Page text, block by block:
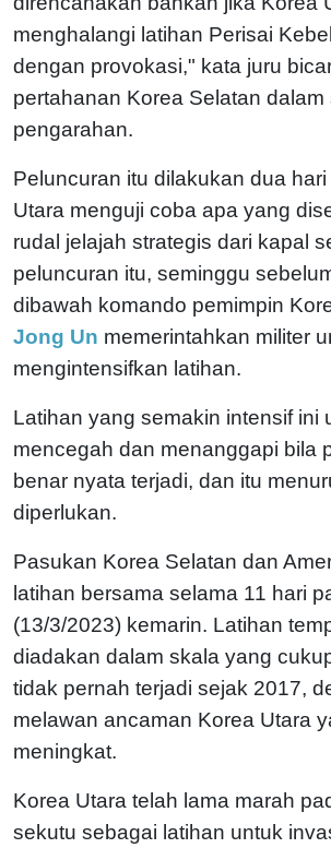
menghalangi latihan Perisai
dengan provokasi," kata juru
pertahanan Korea Selatan dalam
pengarahan.
Peluncuran itu dilakukan dua
Utara menguji coba apa yang
rudal jelajah strategis dari kapal
peluncuran itu, seminggu
dibawah komando pemimpin
Jong Un memerintahkan militer
mengintensifkan latihan.
Latihan yang semakin intensif ini
mencegah dan menanggapi bila
benar nyata terjadi, dan itu
diperlukan.
Pasukan Korea Selatan dan
latihan bersama selama 11 hari
(13/3/2023) kemarin. Latihan
diadakan dalam skala yang
tidak pernah terjadi sejak 2017,
melawan ancaman Korea Utara
meningkat.
Korea Utara telah lama marah
sekutu sebagai latihan untuk